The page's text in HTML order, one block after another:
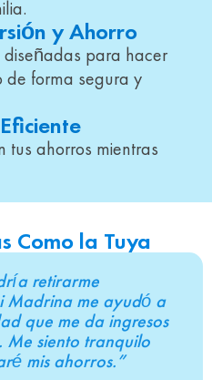
y Ahorro
para hacer
de forma segura y
tus ahorros mientras
Como la Tuya
retirarme
Madrina me ayudó a
que me da ingresos
Me siento tranquilo
mis ahorros.”